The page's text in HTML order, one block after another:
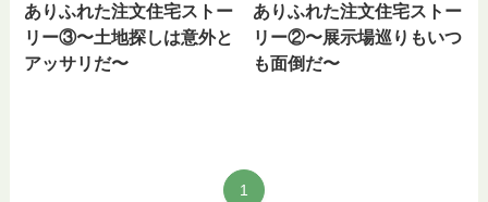
ありふれた注文住宅ストー
リー③〜土地探しは意外と
アッサリだ〜
ありふれた注文住宅ストー
リー②〜展示場巡りもいつ
も面倒だ〜
1